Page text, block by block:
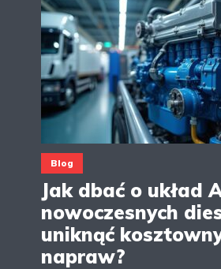
Blog
Jak dbać o układ
nowoczesnych
uniknąć
napraw?